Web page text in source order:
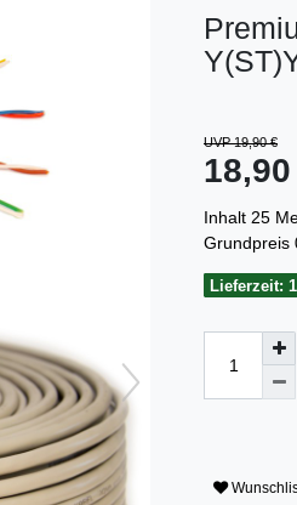
UVP 19,90 €
Inhalt 25
Grundpreis
Lieferzeit: